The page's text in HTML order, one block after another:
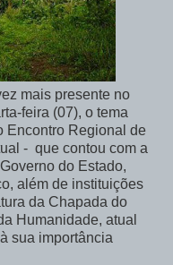
mais presente no
feira (07), o tema
Encontro Regional de
- que contou com a
do Estado,
além de instituições
da Chapada do
Humanidade, atual
sua importância